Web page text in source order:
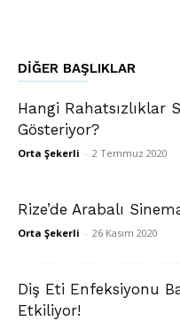
DIĞER BAŞLIKLAR
Hangi Rahatsızlıklar
Gösteriyor?
Orta Şekerli - 2 Temmuz 2020
Rize’de Arabalı
Orta Şekerli - 26 Kasım 2020
Diş Eti Enfeksiyonu
Etkiliyor!